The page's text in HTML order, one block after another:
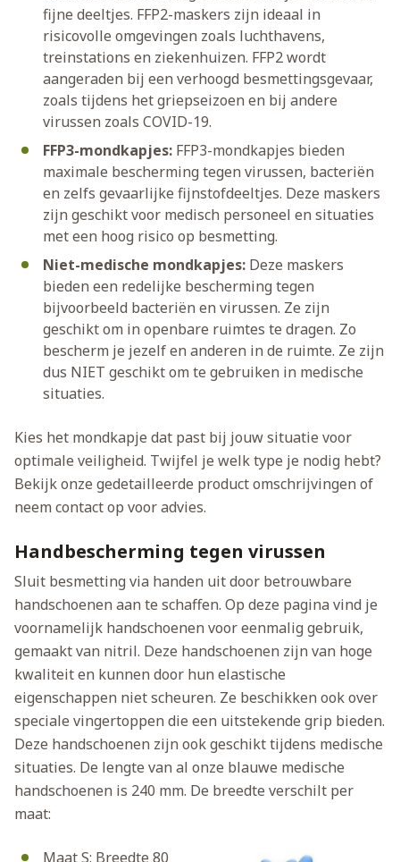
fijne deeltjes. FFP2-maskers zijn ideaal in
risicovolle omgevingen zoals luchthavens,
treinstations en ziekenhuizen. FFP2 wordt
aangeraden bij een verhoogd besmettingsgevaar,
zoals tijdens het griepseizoen en bij andere
virussen zoals COVID-19.
FFP3-mondkapjes: FFP3-mondkapjes bieden
maximale bescherming tegen virussen, bacteriën
en zelfs gevaarlijke fijnstofdeeltjes. Deze maskers
zijn geschikt voor medisch personeel en situaties
met een hoog risico op besmetting.
Niet-medische mondkapjes: Deze maskers
bieden een redelijke bescherming tegen
bijvoorbeeld bacteriën en virussen. Ze zijn
geschikt om in openbare ruimtes te dragen. Zo
bescherm je jezelf en anderen in de ruimte. Ze zijn
dus NIET geschikt om te gebruiken in medische
situaties.
Kies het mondkapje dat past bij jouw situatie voor
optimale veiligheid. Twijfel je welk type je nodig hebt?
Bekijk onze gedetailleerde product omschrijvingen of
neem contact op voor advies.
Handbescherming tegen virussen
Sluit besmetting via handen uit door betrouwbare
handschoenen aan te schaffen. Op deze pagina vind je
voornamelijk handschoenen voor eenmalig gebruik,
gemaakt van nitril. Deze handschoenen zijn van hoge
kwaliteit en kunnen door hun elastische
eigenschappen niet scheuren. Ze beschikken ook over
speciale vingertoppen die een uitstekende grip bieden.
Deze handschoenen zijn ook geschikt tijdens medische
situaties. De lengte van al onze blauwe medische
handschoenen is 240 mm. De breedte verschilt per
maat:
Maat S: Breedte 80